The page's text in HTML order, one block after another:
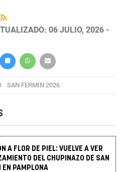
06 JULIO, 2026 -
SAN FERMIN 2026
A FLOR DE PIEL: VUELVE A VER
DEL CHUPINAZO DE SAN
EN PAMPLONA